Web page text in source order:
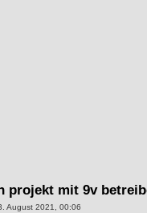
projekt mit 9v
August 2021, 00:06